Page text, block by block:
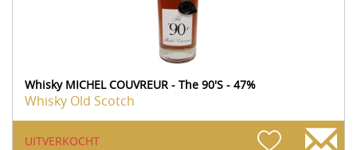
Whisky MICHEL COUVREUR - The 90'S - 47%
Whisky Old Scotch
UITVERKOCHT